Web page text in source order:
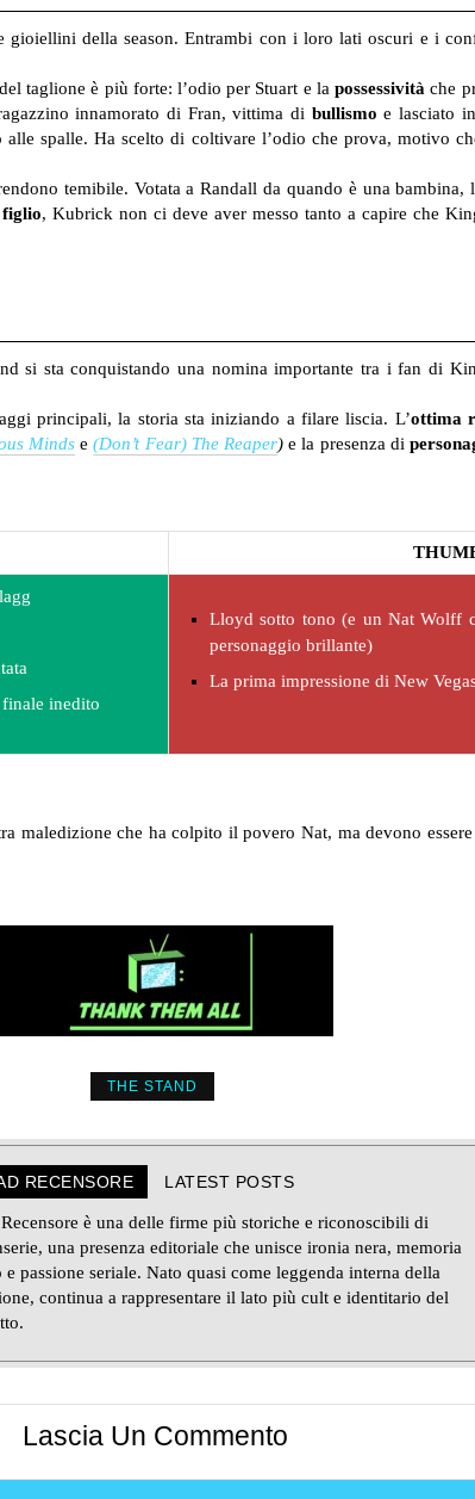
della season. Entrambi con i loro lati oscuri e i
taglione è più forte: l’odio per Stuart e lapossessività che
innamorato di Fran, vittima di bullismo e lasciato
alle spalle. Ha scelto di coltivare l’odio che prova, motivo
temibile. Votata a Randall da quando è una bambina,
figlio, Kubrick non ci deve aver messo tanto a capire che
si sta conquistando una nomina importante tra i fan di
principali, la storia sta iniziando a filare liscia. L’ottima
Minds e(Don’t Fear) The Reaper) e la presenza di
inedito
Lloyd sotto tono (e un Nat Wolff
personaggio brillante)
La prima impressione di New
maledizione che ha colpito il povero Nat, ma devono
THE STAND
RECENSORE LATEST POSTS
è una delle firme più storiche e riconoscibili di
una presenza editoriale che unisce ironia nera, memoria
e passione seriale. Nato quasi come leggenda interna della
continua a rappresentare il lato più cult e identitario del
Lascia Un Commento